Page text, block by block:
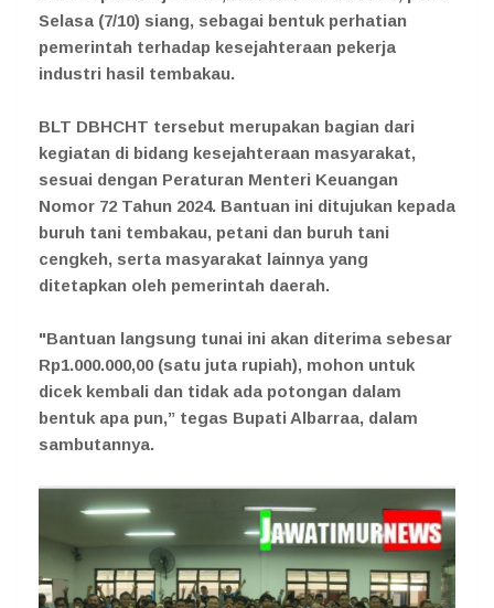
Selasa (7/10) siang, sebagai bentuk perhatian
pemerintah terhadap kesejahteraan pekerja
industri hasil tembakau.
BLT DBHCHT tersebut merupakan bagian dari
kegiatan di bidang kesejahteraan masyarakat,
sesuai dengan Peraturan Menteri Keuangan
Nomor 72 Tahun 2024. Bantuan ini ditujukan kepada
buruh tani tembakau, petani dan buruh tani
cengkeh, serta masyarakat lainnya yang
ditetapkan oleh pemerintah daerah.
"Bantuan langsung tunai ini akan diterima sebesar
Rp1.000.000,00 (satu juta rupiah), mohon untuk
dicek kembali dan tidak ada potongan dalam
bentuk apa pun,” tegas Bupati Albarraa, dalam
sambutannya.